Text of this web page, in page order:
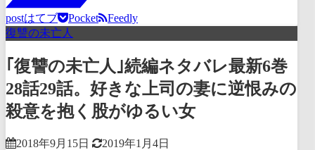
postはてブ Pocket
Feedly
復讐の未亡人
｢復讐の未亡人｣続編ネタバレ最新6巻
28話29話。好きな上司の妻に逆恨みの
殺意を抱く股がゆるい女
2018年9月15日 2019年1月4日